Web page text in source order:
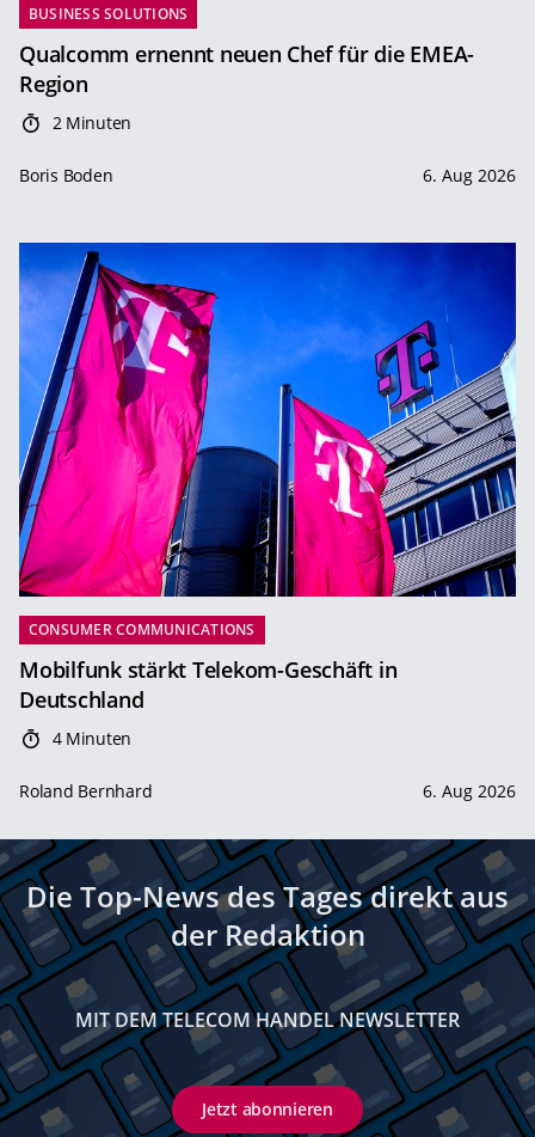
BUSINESS SOLUTIONS
Qualcomm ernennt neuen Chef für die EMEA-
Region
2 Minuten
Boris Boden 6. Aug 2026
CONSUMER COMMUNICATIONS
Mobilfunk stärkt Telekom-Geschäft in
Deutschland
4 Minuten
Roland Bernhard 6. Aug 2026
Die Top-News des Tages direkt aus
der Redaktion
MIT DEM TELECOM HANDEL NEWSLETTER
Jetzt abonnieren